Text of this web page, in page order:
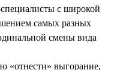
с широкой
самых разных
смены вида
выгорание,